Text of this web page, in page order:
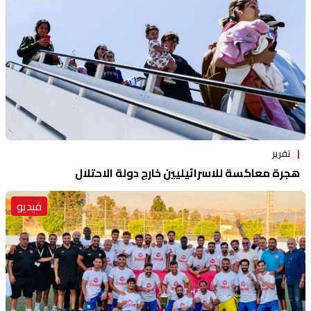
تقرير
هجرة معاكسة للاسرائيليين خارج دولة الاحتلال
فيديو